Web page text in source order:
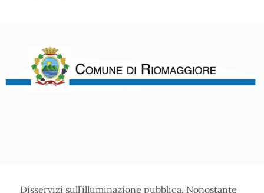
Disservizi sull’illuminazione pubblica. Nonostante